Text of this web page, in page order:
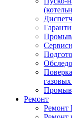
Ремонт